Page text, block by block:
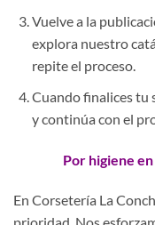
Vuelve a la
explora nuestro
repite el proceso.
Cuando finalices tu
y continúa con el
Por higiene
En Corsetería La